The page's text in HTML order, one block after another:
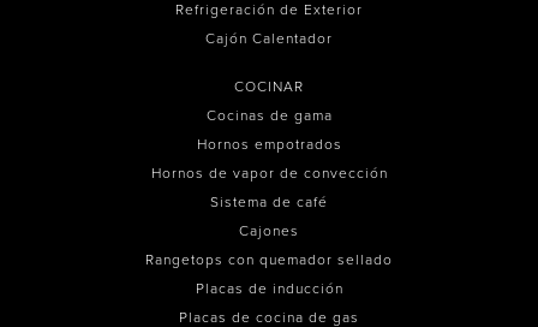
Refrigeración de Exterior
Cajón Calentador
COCINAR
Cocinas de gama
Hornos empotrados
Hornos de vapor de convección
Sistema de café
Cajones
Rangetops con quemador sellado
Placas de inducción
Placas de cocina de gas